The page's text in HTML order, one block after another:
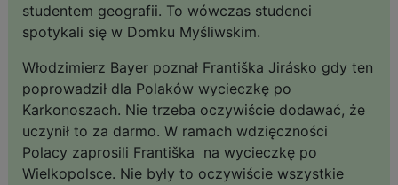
studentem geografii. To wówczas studenci
spotykali się w Domku Myśliwskim.
Włodzimierz Bayer poznał Františka Jirásko gdy ten
poprowadził dla Polaków wycieczkę po
Karkonoszach. Nie trzeba oczywiście dodawać, że
uczynił to za darmo. W ramach wdzięczności
Polacy zaprosili Františka na wycieczkę po
Wielkopolsce. Nie były to oczywiście wszystkie